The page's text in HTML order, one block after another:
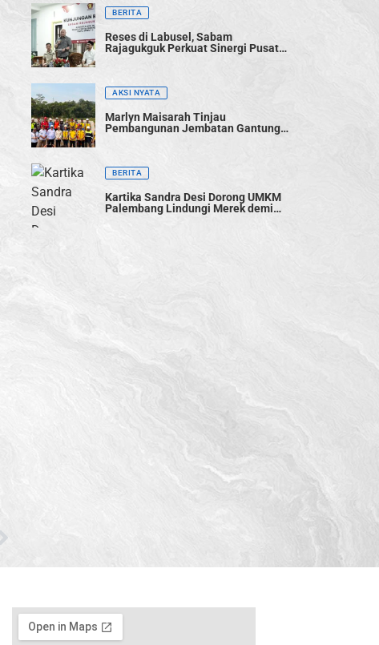
BERITA
Reses di Labusel, Sabam
Rajagukguk Perkuat Sinergi Pusat-
AKSI NYATA
Marlyn Maisarah Tinjau
Pembangunan Jembatan Gantung
BERITA
Kartika Sandra Desi Dorong UMKM
Palembang Lindungi Merek demi